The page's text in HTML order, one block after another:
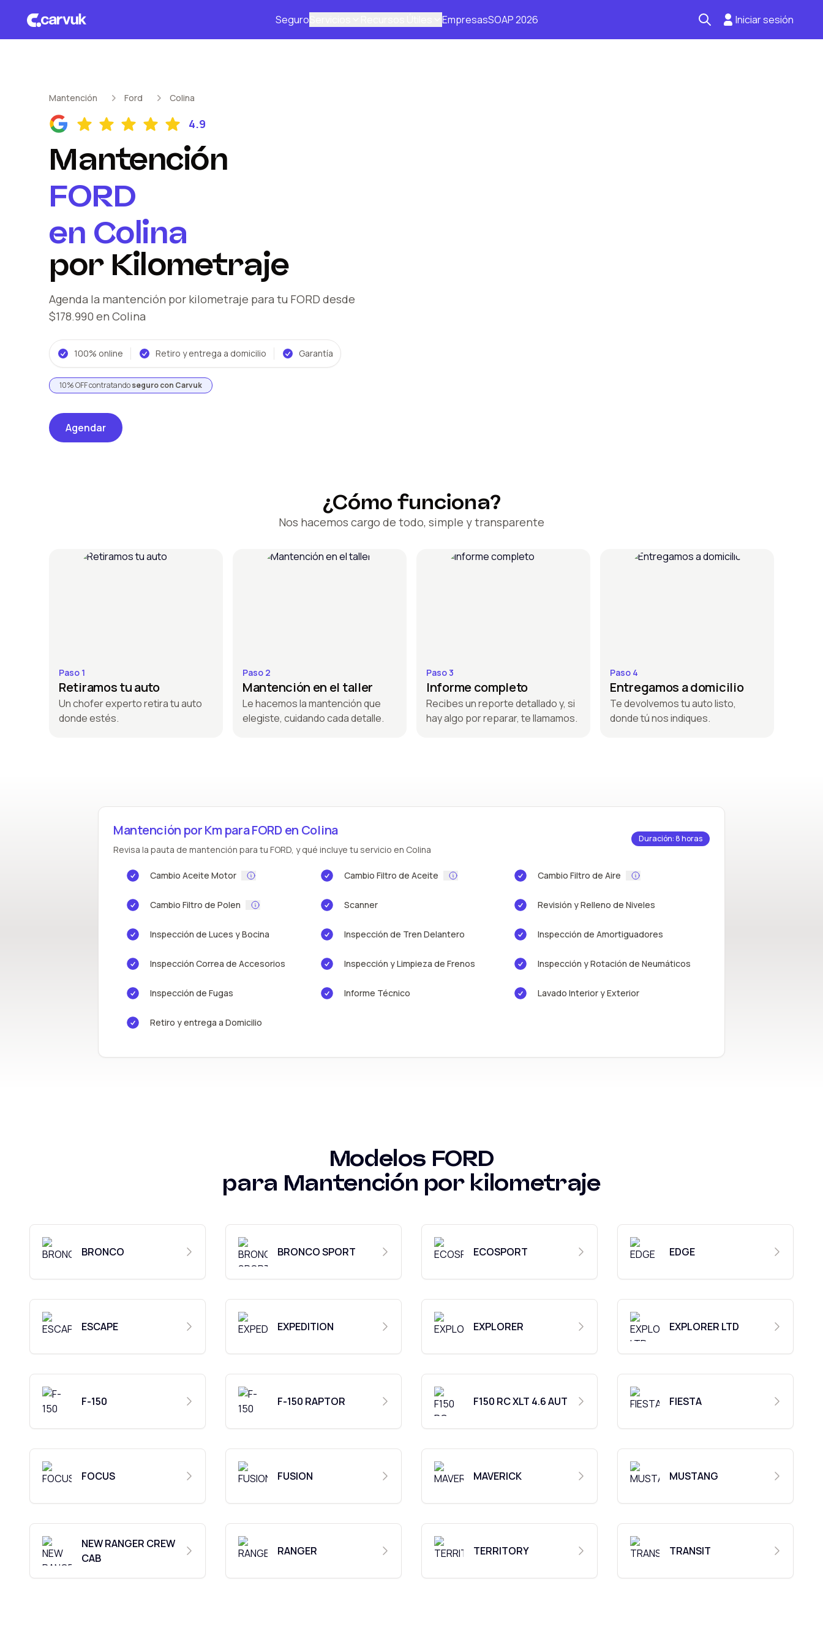
Seguro EmpresasSOAP 2026 Iniciar sesión
Mantención Ford Colina
4.9
Mantención
FORD
en Colina
por Kilometraje
Agenda la mantención por kilometraje para tu FORD desde
$178.990 en Colina
100% online Retiro y entrega a domicilio Garantía
10% OFF contratandoseguro con Carvuk
Agendar
¿Cómo funciona?
Nos hacemos cargo de todo, simple y transparente
Paso 1
Retiramos tu auto
Un chofer experto retira tu auto
donde estés.
Paso 2
Mantención en el taller
Le hacemos la mantención que
elegiste, cuidando cada detalle.
Paso 3
Informe completo
Recibes un reporte detallado y, si
hay algo por reparar, te llamamos.
Paso 4
Entregamos a domicilio
Te devolvemos tu auto listo,
donde tú nos indiques.
Mantención por Km para FORD en Colina
Revisa la pauta de mantención para tu FORD, y qué incluye tu servicio en Colina
Duración: 8 horas
Cambio Aceite Motor Cambio Filtro de Aceite Cambio Filtro de Aire
Cambio Filtro de Polen Scanner Revisión y Relleno de Niveles
Inspección de Luces y Bocina Inspección de Tren Delantero Inspección de Amortiguadores
Inspección Correa de Accesorios Inspección y Limpieza de Frenos Inspección y Rotación de Neumáticos
Inspección de Fugas Informe Técnico Lavado Interior y Exterior
Retiro y entrega a Domicilio
Modelos FORD
para Mantención por kilometraje
BRONCO BRONCO SPORT ECOSPORT EDGE
ESCAPE EXPEDITION EXPLORER EXPLORER LTD
F-150 F-150 RAPTOR F150 RC XLT 4.6 AUT FIESTA
FOCUS FUSION MAVERICK MUSTANG
NEW RANGER CREW
CAB
RANGER TERRITORY TRANSIT